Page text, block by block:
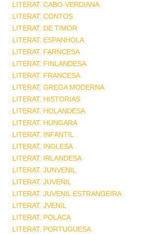
LITERAT. CABO-VERDIANA
LITERAT. CONTOS
LITERAT. DE TIMOR
LITERAT. ESPANHOLA
LITERAT. FARNCESA
LITERAT. FINLANDESA
LITERAT. FRANCESA
LITERAT. GREGA MODERNA
LITERAT. HISTORIAS
LITERAT. HOLANDESA
LITERAT. HUNGARA
LITERAT. INFANTIL
LITERAT. INGLESA
LITERAT. IRLANDESA
LITERAT. JUNVENIL
LITERAT. JUVENIL
LITERAT. JUVENIL ESTRANGEIRA
LITERAT. JVENIL
LITERAT. POLACA
LITERAT. PORTUGUESA